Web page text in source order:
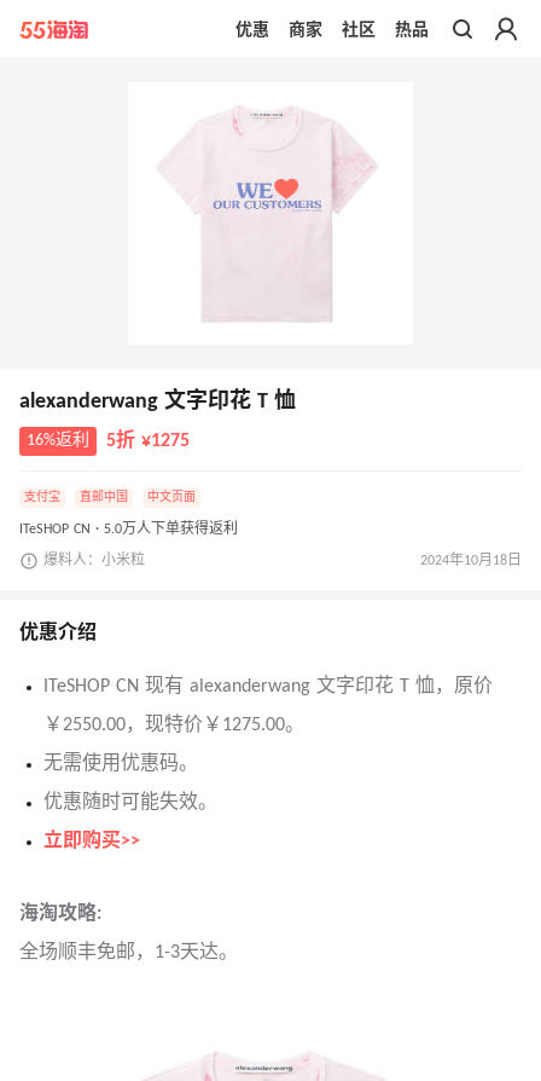
带你去官网买正品
优惠 商家 社区 热品
alexanderwang 文字印花 T 恤
16%返利 5折 ¥1275
支付宝 直邮中国 中文页面
ITeSHOP CN · 5.0万人下单获得返利
爆料人：小米粒 2024年10月18日
优惠介绍
ITeSHOP CN 现有 alexanderwang 文字印花 T 恤，原价
￥2550.00，现特价￥1275.00。
无需使用优惠码。
优惠随时可能失效。
立即购买>>
海淘攻略:
全场顺丰免邮，1-3天达。